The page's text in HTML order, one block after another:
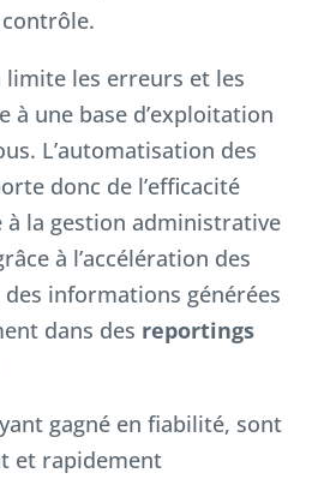
contrôle.
limite les erreurs et les
à une base d’exploitation
L’automatisation des
donc de l’efficacité
la gestion administrative
à l’accélération des
informations générées
dans des reportings
gagné en fiabilité, sont
et rapidement